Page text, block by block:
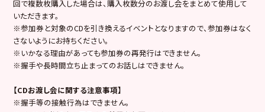
回で複数枚購入した場合は、購入枚数分のお渡し会をまとめて使用して
いただきます。
※参加券と対象のCDを引き換えるイベントとなりますので、参加券はなく
さないようにお持ちください。
※いかなる理由があっても参加券の再発行はできません。
※握手や長時間立ち止まってのお話しはできません。
【CDお渡し会に関する注意事項】
※握手等の接触行為はできません。